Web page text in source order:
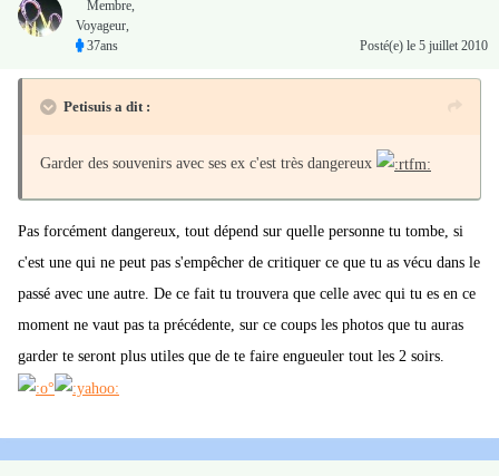
Membre,
Voyageur,
37ans
Posté(e) le 5 juillet 2010
Petisuis a dit :
Garder des souvenirs avec ses ex c'est très dangereux
Pas forcément dangereux, tout dépend sur quelle personne tu tombe, si
c'est une qui ne peut pas s'empêcher de critiquer ce que tu as vécu dans le
passé avec une autre. De ce fait tu trouvera que celle avec qui tu es en ce
moment ne vaut pas ta précédente, sur ce coups les photos que tu auras
garder te seront plus utiles que de te faire engueuler tout les 2 soirs.